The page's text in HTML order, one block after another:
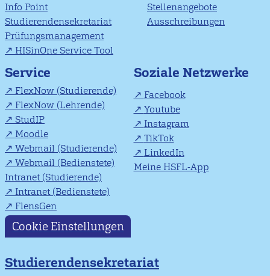
Info Point
Studierendensekretariat
Prüfungsmanagement
HISinOne Service Tool
Stellenangebote
Ausschreibungen
Service
FlexNow (Studierende)
FlexNow (Lehrende)
StudIP
Moodle
Webmail (Studierende)
Webmail (Bedienstete)
Intranet (Studierende)
Intranet (Bedienstete)
FlensGen
Soziale Netzwerke
Facebook
Youtube
Instagram
TikTok
LinkedIn
Meine HSFL-App
Cookie Einstellungen
Studierendensekretariat